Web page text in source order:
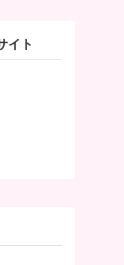
イト